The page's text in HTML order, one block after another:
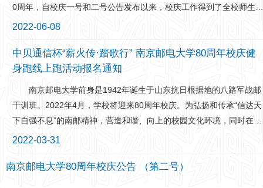
组织学生采访“五老，通过征文、微视频、舞
想、致敬信仰，作了朋辈引领、榜样示范的
奖学金，省、校优秀荣誉的先进集体和优秀
个人代表颁奖。2021级本科生夏圣开讲述了
在专业学习、学术科研和学科竞赛道路上勇
于担当、勤于奋斗的故事，他提到“人相信什
么就会看见什么，人模仿什么就会成为什
科普中国共建基地”专家工作委员会委员、江
类全国性消防科学传播与普及活动，协助政
府部门、兄弟院校组织开展形式多样、内容
丰富的消防科普教育活动，致力于消防文化
的传播，指导组建学校大学生消防志愿者协
会和消防综合应急救援队，打造消防宣传志
馆，建设“南邮安全之声”新媒体工作室，开
0周年，自校庆一号和二号公告发布以来，校庆工作得到了全校师生、
广大校友和社会各界的热切关注与鼎力支持，师生积极踊跃参与，校
过往，有多少事历历在目，有多少人永铭心怀。相聚眼镜湖畔，畅叙
情谊，携手鼎山脚下，共话未来，是一份情怀，更是一份期盼。经学
校研究决定，南京邮电大学办学80周年高质量发展大会及其他系列活
动延期至11月举行，具体时间另行通知。由于日期调整，给各位嘉
宾、校友的行程安排带来不便，我们抱歉良深。 雁归露月，丹枫
邮电大学，齐襄盛举，共谋新篇！ 特此公告，敬祈周知！南京邮
电大学2022年6月8日
2022-06-08
中贝通信杯“薪火传·踏歌行” 南京邮电大学80周年校庆健
身跑线上跑活动报名通知
南京邮电大学前身是1942年诞生于山东抗日根据地的八路军战邮
干训班。2022年4月，学校将迎来80周年校庆。为弘扬和传承“信达天
下自强不息”的南邮精神，营造和谐、向上的校园文化环境，同时在疫
情防控期间，助力南邮广大师生及校友强身健体，提高免疫力，为打
邮电大学80周年校庆健身跑活动。本次校庆健身跑活动由中贝通信集
2022-03-31
南京邮电大学80周年校庆公告 （第二号）